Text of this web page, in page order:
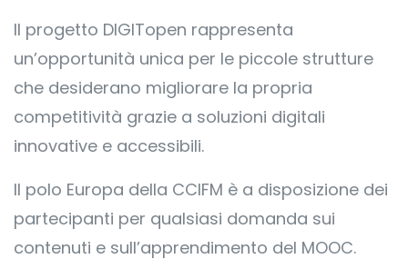
Il progetto DIGITopen rappresenta
un’opportunità unica per le piccole strutture
che desiderano migliorare la propria
competitività grazie a soluzioni digitali
innovative e accessibili.
Il polo Europa della CCIFM è a disposizione dei
partecipanti per qualsiasi domanda sui
contenuti e sull’apprendimento del MOOC.